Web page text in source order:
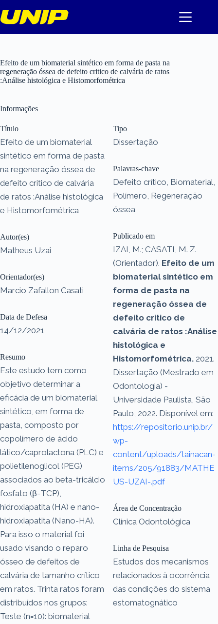
para
o
Efeito de um biomaterial sintético em forma de pasta na
regeneração óssea de defeito critico de calvária de ratos
:Análise histológica e Histomorfométrica
Informações
Título
Efeito de um biomaterial
sintético em forma de pasta
na regeneração óssea de
defeito critico de calvária
de ratos :Análise histológica
e Histomorfométrica
Autor(es)
Matheus Uzai
Orientador(es)
Marcio Zafallon Casati
Data de Defesa
14/12/2021
Resumo
Este estudo tem como
objetivo determinar a
eficácia de um biomaterial
sintético, em forma de
pasta, composto por
copolímero de ácido
lático/caprolactona (PLC) e
polietilenoglicol (PEG)
associados ao beta-tricálcio
fosfato (β-TCP),
hidroxiapatita (HA) e nano-
hidroxiapatita (Nano-HA).
Para isso o material foi
usado visando o reparo
ósseo de defeitos de
calvária de tamanho crítico
em ratos. Trinta ratos foram
distribuídos nos grupos:
Teste (n=10): biomaterial
Tipo
Dissertação
Palavras-chave
Defeito crítico, Biomaterial,
Polímero, Regeneração
óssea
Publicado em
IZAI, M.; CASATI, M. Z.
(Orientador). Efeito de um
biomaterial sintético em
forma de pasta na
regeneração óssea de
defeito critico de
calvária de ratos :Análise
histológica e
Histomorfométrica. 2021.
Dissertação (Mestrado em
Odontologia) -
Universidade Paulista, São
Paulo, 2022. Disponível em:
https://repositorio.unip.br/
wp-
content/uploads/tainacan-
items/205/91883/MATHE
US-UZAI-.pdf
Área de Concentração
Clínica Odontológica
Linha de Pesquisa
Estudos dos mecanismos
relacionados à ocorrência
das condições do sistema
estomatognático